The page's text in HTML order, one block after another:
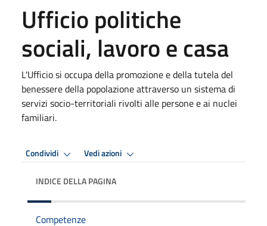
Ufficio politiche
sociali, lavoro e casa
L'Ufficio si occupa della promozione e della tutela del
benessere della popolazione attraverso un sistema di
servizi socio-territoriali rivolti alle persone e ai nuclei
familiari.
Condividi Vedi azioni
INDICE DELLA PAGINA
Competenze